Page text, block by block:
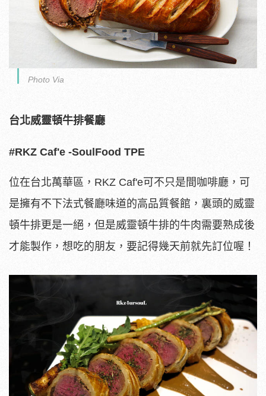
Photo Via
台北威靈頓牛排餐廳
#RKZ Caf'e -SoulFood TPE
位在台北萬華區，RKZ Caf'e可不只是間咖啡廳，可
是擁有不下法式餐廳味道的高品質餐館，裏頭的威靈
頓牛排更是一絕，但是威靈頓牛排的牛肉需要熟成後
才能製作，想吃的朋友，要記得幾天前就先訂位喔！